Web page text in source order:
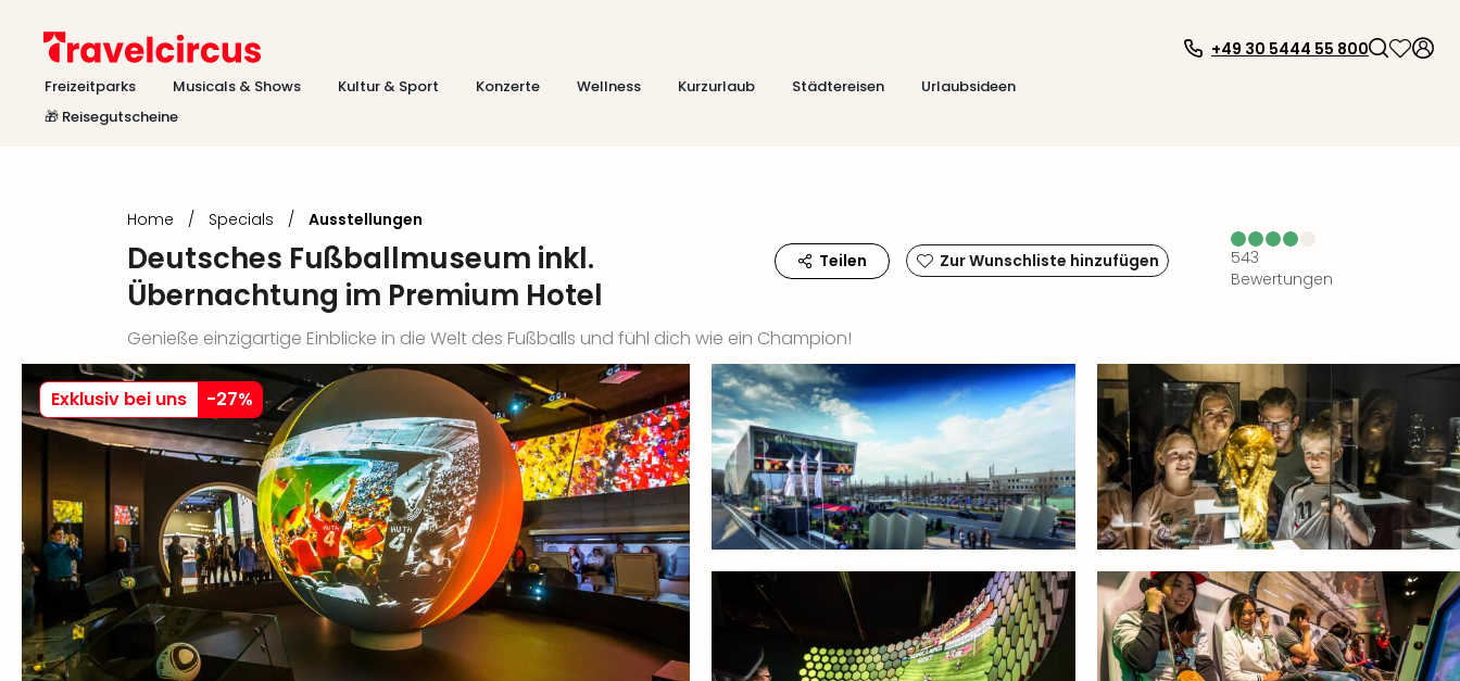
Freizeitparks Musicals & Shows Kultur & Sport Konzerte Wellness Kurzurlaub Städtereisen
Urlaubsideen
🎁 Reisegutscheine
+49 30 5444 55 800
Home / Specials / Ausstellungen
Deutsches Fußballmuseum inkl.
Übernachtung im Premium Hotel
Teilen Zur Wunschliste hinzufügen
543
Bewertungen
Genieße einzigartige Einblicke in die Welt des Fußballs und fühl dich wie ein Champion!
Exklusiv bei uns -27%